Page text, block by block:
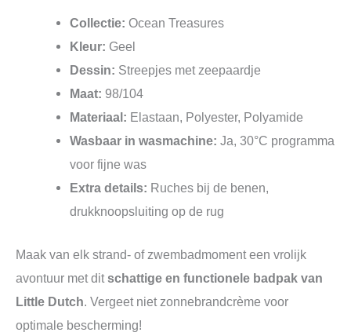
Collectie: Ocean Treasures
Kleur: Geel
Dessin: Streepjes met zeepaardje
Maat: 98/104
Materiaal: Elastaan, Polyester, Polyamide
Wasbaar in wasmachine: Ja, 30°C programma
voor fijne was
Extra details: Ruches bij de benen,
drukknoopsluiting op de rug
Maak van elk strand- of zwembadmoment een vrolijk
avontuur met ditschattige en functionele badpak van
Little Dutch. Vergeet niet zonnebrandcrème voor
optimale bescherming!